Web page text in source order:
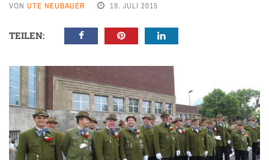
VON UTE NEUBAUER 19. JULI 2015
TEILEN: